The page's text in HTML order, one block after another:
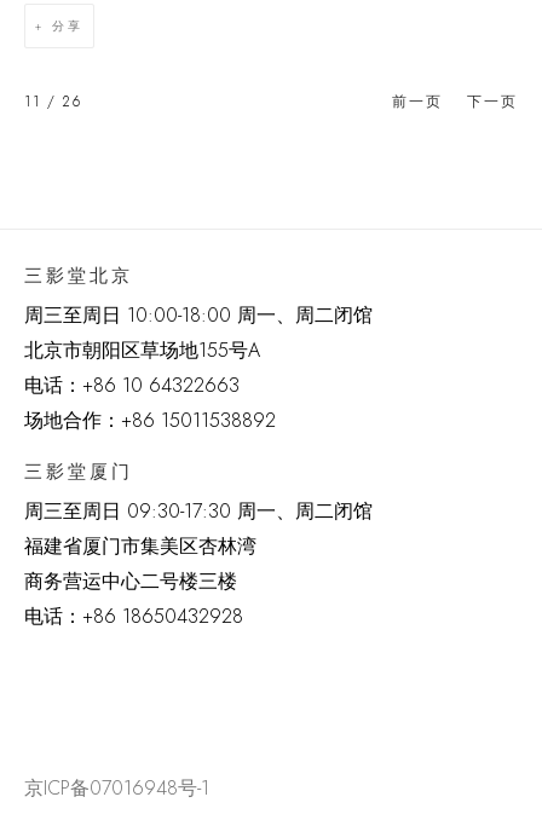
分享
前一页 下一页
11 / 26
三影堂北京
周三至周日 10:00-18:00 周一、周二闭馆
北京市朝阳区草场地155号A
电话： +86 10 64322663
场地合作：+86 15011538892
三影堂厦门
周三至周日 09:30-17:30 周一、周二闭馆
福建省厦门市集美区杏林湾
商务营运中心二号楼三楼
电话： +86 18650432928
京ICP备07016948号-1